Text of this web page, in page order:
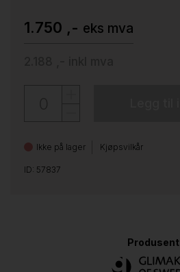
1.750 ,- eks mva
Ikke på lager Kjøpsvilkår
ID: 57837
Produsent